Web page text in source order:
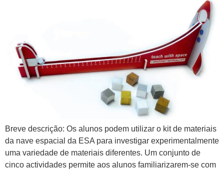
Breve descrição: Os alunos podem utilizar o kit de materiais
da nave espacial da ESA para investigar experimentalmente
uma variedade de materiais diferentes. Um conjunto de
cinco actividades permite aos alunos familiarizarem-se com